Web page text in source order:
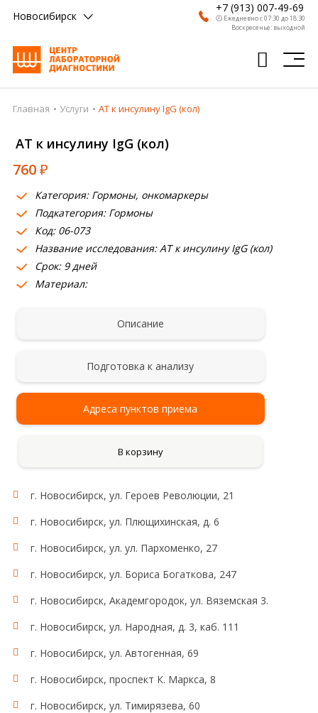
Новосибирск
+7 (913) 007-49-69
🕗 Ежедневно с 07:30 до 18:30
Воскресенье: выходной
Главная
Анализы
Врачи
Получить результат
Пациентам
О компании
Где сдать
Главная Услуги АТ к инсулину IgG (кол)
АТ к инсулину IgG (кол)
760₽
Категория: Гормоны, онкомаркеры
Подкатегория: Гормоны
Код: 06-073
Название исследования: АТ к инсулину IgG (кол)
Срок: 9 дней
Материал:
Описание
Подготовка к анализу
Адреса пунктов приема
В корзину
г. Новосибирск, ул. Героев Революции, 21
г. Новосибирск, ул. Плющихинская, д. 6
г. Новосибирск, ул. ул. Пархоменко, 27
г. Новосибирск, ул. Бориса Богаткова, 247
г. Новосибирск, Академгородок, ул. Вяземская 3.
г. Новосибирск, ул. Народная, д. 3, каб. 111
г. Новосибирск, ул. Автогенная, 69
г. Новосибирск, проспект К. Маркса, 8
г. Новосибирск, ул. Тимирязева, 60